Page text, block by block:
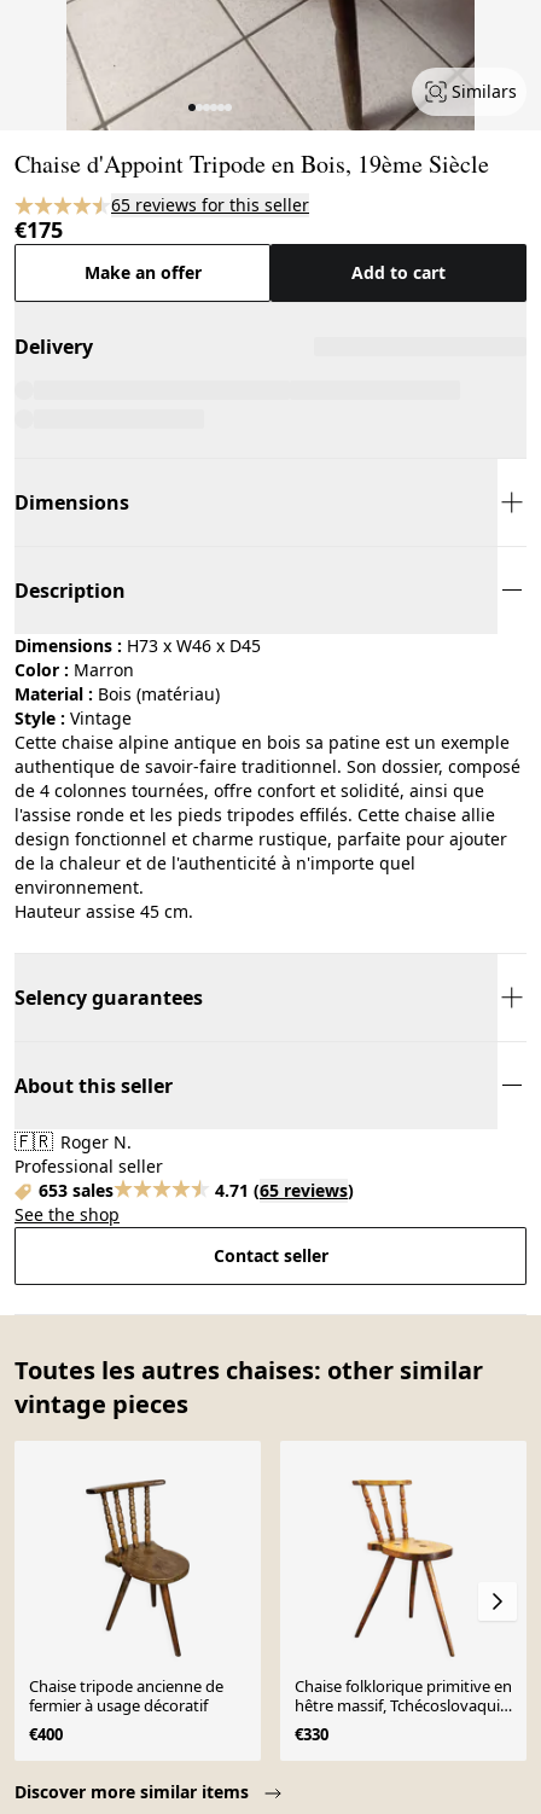
Similars
Chaise d'Appoint Tripode en Bois, 19ème Siècle
65 reviews for this seller
€175
Make an offer Add to cart
Delivery
Dimensions
Description
Dimensions : H73 x W46 x D45
Color :
marron
Material :
bois (matériau)
Style :
vintage
Cette chaise alpine antique en bois sa patine est un exemple
authentique de savoir-faire traditionnel. Son dossier, composé
de 4 colonnes tournées, offre confort et solidité, ainsi que
l'assise ronde et les pieds tripodes effilés. Cette chaise allie
design fonctionnel et charme rustique, parfaite pour ajouter
de la chaleur et de l'authenticité à n'importe quel
environnement.
Hauteur assise 45 cm.
Selency guarantees
About this seller
🇫🇷 Roger N.
Professional seller
653 sales
4.71 (65 reviews)
See the shop
Contact seller
Toutes les autres chaises: other similar
vintage pieces
Discover more similar items
Chaise tripode ancienne de
fermier à usage décoratif
€400
Chaise folklorique primitive en
hêtre massif, Tchécoslovaquie,
années 1940
€330